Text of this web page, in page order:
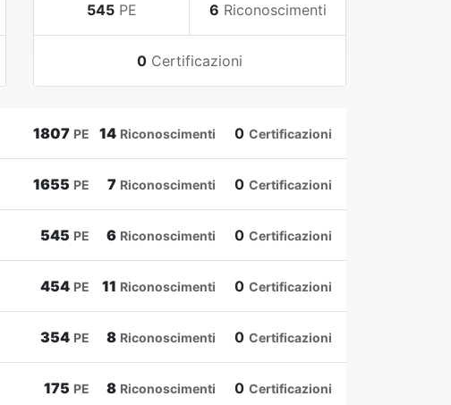
545 PE 6 Riconoscimenti
0 Certificazioni
1807 PE 14 Riconoscimenti 0 Certificazioni
1655 PE 7 Riconoscimenti 0 Certificazioni
545 PE 6 Riconoscimenti 0 Certificazioni
454 PE 11 Riconoscimenti 0 Certificazioni
354 PE 8 Riconoscimenti 0 Certificazioni
175 PE 8 Riconoscimenti 0 Certificazioni